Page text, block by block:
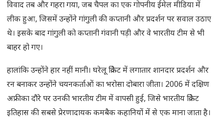
विवाद तब और गहरा गया, जब चैपल का एक गोपनीय ईमेल मीडिया में
लीक हुआ, जिसमें उन्होंने गांगुली की कप्तानी और प्रदर्शन पर सवाल उठाए
थे। इसके बाद गांगुली को कप्तानी गंवानी पड़ी और वे भारतीय टीम से भी
बाहर हो गए।
हालांकि उन्होंने हार नहीं मानी। घरेलू क्रिकेट में लगातार शानदार प्रदर्शन और
रन बनाकर उन्होंने चयनकर्ताओं का भरोसा दोबारा जीता। 2006 में दक्षिण
अफ्रीका दौरे पर उनकी भारतीय टीम में वापसी हुई, जिसे भारतीय क्रिकेट
इतिहास की सबसे प्रेरणादायक कमबैक कहानियों में से एक माना जाता है।